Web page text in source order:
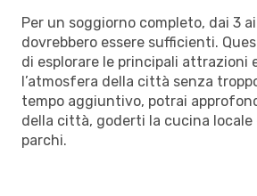
Per un soggiorno completo, dai 3
dovrebbero essere sufficienti.
di esplorare le principali attrazioni
l’atmosfera della città senza
tempo aggiuntivo, potrai
della città, goderti la cucina locale
parchi.